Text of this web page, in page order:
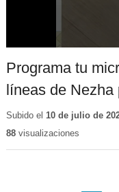
Programa tu
líneas de Nezha
Subido el 10 de julio de
88visualizaciones